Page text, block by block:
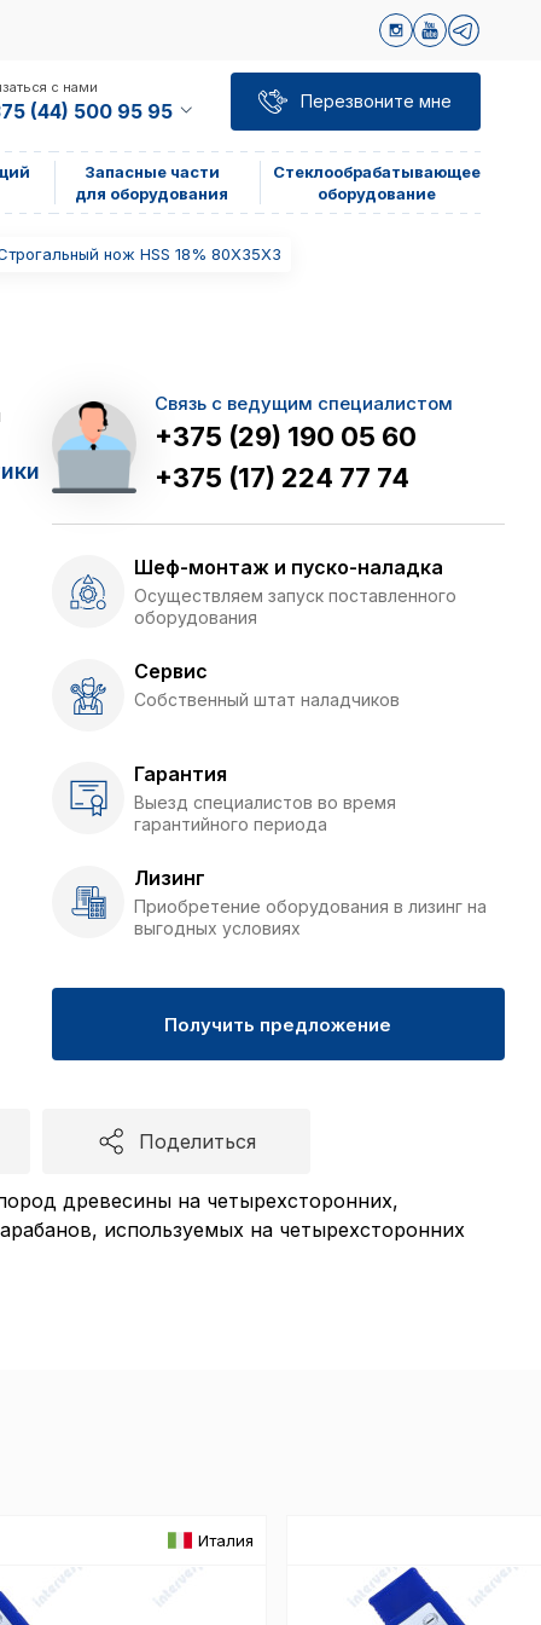
с нами
(44) 500 95 95 Перезвоните мне
Запасные части
для оборудования
Стеклообрабатывающее
оборудование
нож HSS 18% 80X35X3
Связь с ведущим специалистом
+375 (29) 190 05 60
+375 (17) 224 77 74
Шеф-монтаж и пуско-наладка
Осуществляем запуск поставленного
оборудования
Сервис
Собственный штат наладчиков
Гарантия
Выезд специалистов во время
гарантийного периода
Лизинг
Приобретение оборудования в лизинг на
выгодных условиях
Получить предложение
Поделиться
древесины на четырехсторонних,
используемых на четырехсторонних
Италияв
сookies